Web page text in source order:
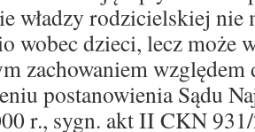
władzy rodzicielskiej nie
wobec dzieci, lecz może
zachowaniem
postanowienia Sądu
r., sygn. akt II CKN